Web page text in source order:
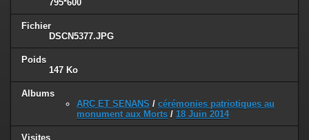
795*600
Fichier
DSCN5377.JPG
Poids
147 Ko
Albums
ARC ET SENANS / cérémonies patriotiques au
monument aux Morts / 18 Juin 2014
Visites